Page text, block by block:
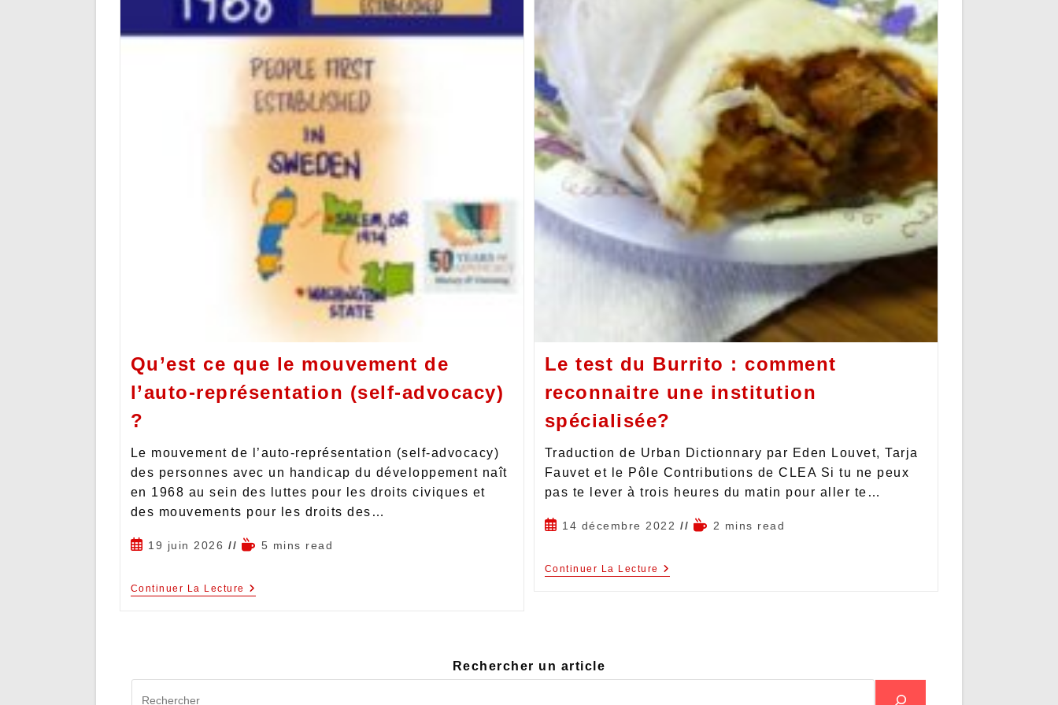
Qu’est ce que le mouvement de
l’auto-représentation (self-advocacy)
?
Le mouvement de l’auto-représentation (self-advocacy)
des personnes avec un handicap du développement naît
en 1968 au sein des luttes pour les droits civiques et
des mouvements pour les droits des…
19 juin 2026 5 mins read
Continuer La Lecture
Le test du Burrito : comment
reconnaitre une institution
spécialisée?
Traduction de Urban Dictionnary par Eden Louvet, Tarja
Fauvet et le Pôle Contributions de CLEA Si tu ne peux
pas te lever à trois heures du matin pour aller te…
14 décembre 2022 2 mins read
Continuer La Lecture
Rechercher un article